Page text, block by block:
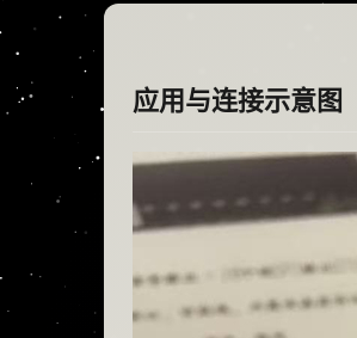
应用与连接示意图